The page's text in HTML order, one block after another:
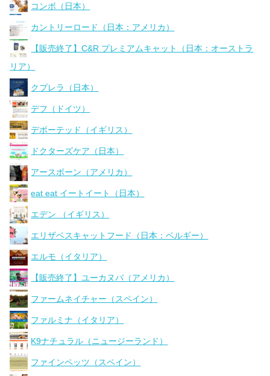
コンボ（日本）
カントリーロード（日本：アメリカ）
【販売終了】C&R プレミアムキャット（日本：オーストラ
リア）
クプレラ（日本）
デフ（ドイツ）
デボーテッド（イギリス）
ドクターズケア（日本）
アースボーン（アメリカ）
eat eat イートイート（日本）
エデン （イギリス）
エリザベスキャットフード（日本：ベルギー）
エルモ（イタリア）
【販売終了】ユーカヌバ（アメリカ）
ファームネイチャー（スペイン）
ファルミナ（イタリア）
K9ナチュラル（ニュージーランド）
ファインペッツ（スペイン）